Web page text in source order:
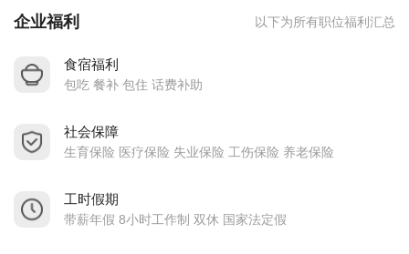
公司产品广应用于自动化、医疗、灯具、仪器仪表、电力、工
且受国家国防、科研、军工等多家科研机构认同并批量运用。
企业福利 以下为所有职位福利汇总
食宿福利
包吃 餐补 包住 话费补助
社会保障
生育保险 医疗保险 失业保险 工伤保险 养老保险
工时假期
带薪年假 8小时工作制 双休 国家法定假